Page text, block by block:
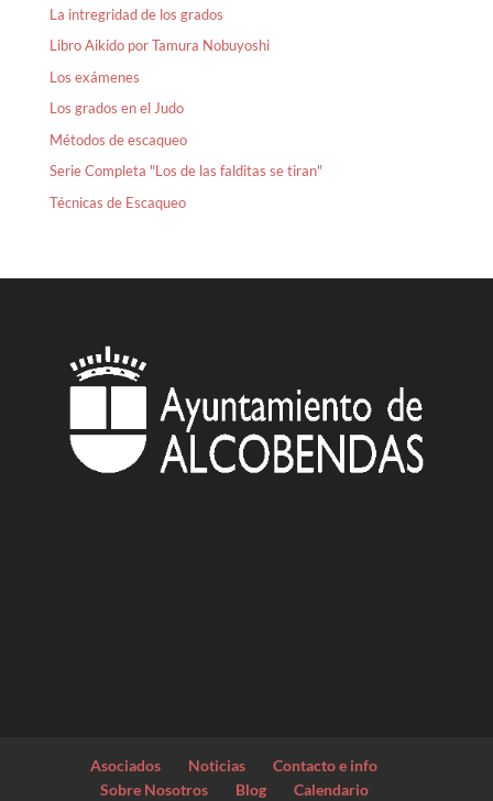
La intregridad de los grados
Libro Aikido por Tamura Nobuyoshi
Los exámenes
Los grados en el Judo
Métodos de escaqueo
Serie Completa "Los de las falditas se tiran"
Técnicas de Escaqueo
Asociados Noticias
Contacto e info
Sobre Nosotros
Blog Calendario